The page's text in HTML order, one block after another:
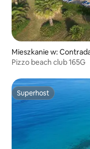
Mieszkanie w:
Pizzo beach club 165G
Superhost
Superhost